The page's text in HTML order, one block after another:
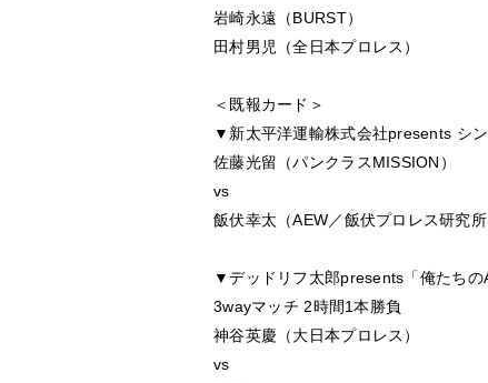
岩崎永遠（BURST）
田村男児（全日本プロレス）
＜既報カード＞
▼新太平洋運輸株式会社presents シ
佐藤光留（パンクラスMISSION）
vs
飯伏幸太（AEW／飯伏プロレス研究所
▼デッドリフ太郎presents「俺たち
3wayマッチ 2時間1本勝負
神谷英慶（大日本プロレス）
vs